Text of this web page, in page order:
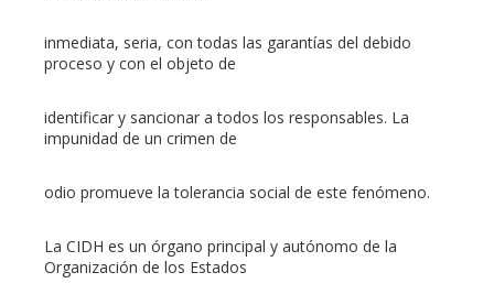
inmediata, seria, con todas las garantías del debido
proceso y con el objeto de
identificar y sancionar a todos los responsables. La
impunidad de un crimen de
odio promueve la tolerancia social de este fenómeno.
La CIDH es un órgano principal y autónomo de la
Organización de los Estados